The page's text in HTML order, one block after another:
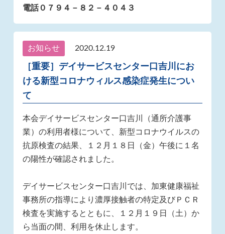
電話０７９４－８２－４０４３
お知らせ 2020.12.19
［重要］デイサービスセンター口吉川にお
ける新型コロナウィルス感染症発生につい
て
本会デイサービスセンター口吉川（通所介護事
業）の利用者様について、新型コロナウイルスの
抗原検査の結果、１２月１８日（金）午後に１名
の陽性が確認されました。
デイサービスセンター口吉川では、加東健康福祉
事務所の指導により濃厚接触者の特定及びＰＣＲ
検査を実施するとともに、１２月１９日（土）か
ら当面の間、利用を休止します。